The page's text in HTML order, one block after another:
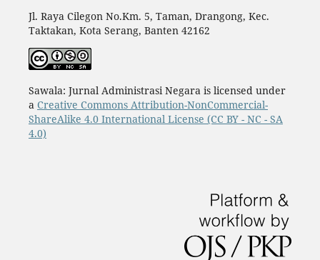
Jl. Raya Cilegon No.Km. 5, Taman, Drangong, Kec.
Taktakan, Kota Serang, Banten 42162
Sawala: Jurnal Administrasi Negara is licensed under
a Creative Commons Attribution-NonCommercial-
ShareAlike 4.0 International License (CC BY - NC - SA
4.0)